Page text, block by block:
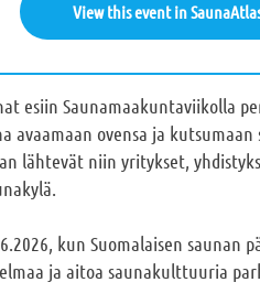
View this event in
esiin Saunamaakuntaviikolla
avaamaan ovensa ja
lähtevät niin yritykset,
kun Suomalaisen saunan
ja aitoa saunakulttuuria